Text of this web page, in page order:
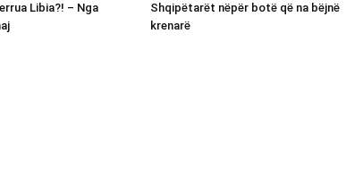
Libia?! – Nga
Shqipëtarët nëpër botë që na bëjnë
krenarë